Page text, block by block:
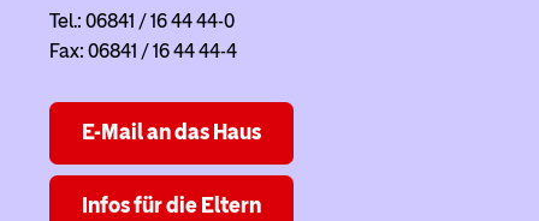
Tel.: 06841 / 16 44 44-0
Fax: 06841 / 16 44 44-4
E-Mail an das Haus
Infos für die Eltern